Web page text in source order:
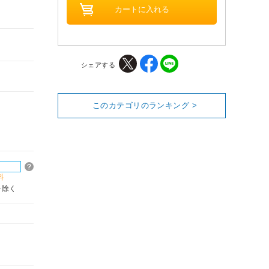
く
シェアする
このカテゴリのランキング >